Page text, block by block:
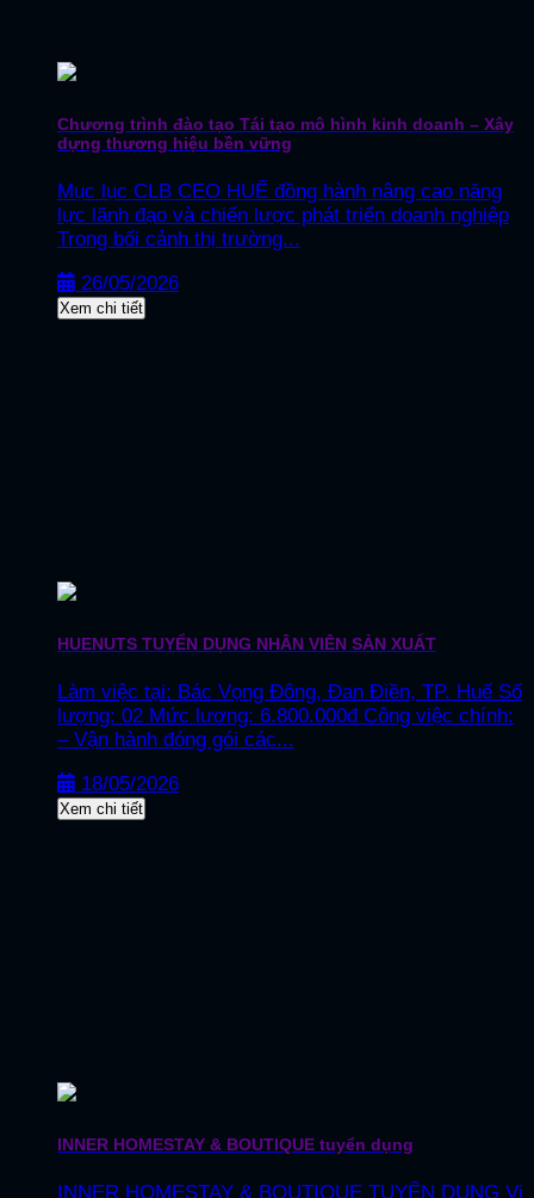
Chương trình đào tạo Tái tạo mô hình kinh doanh – Xây
dựng thương hiệu bền vững
Mục lục CLB CEO HUẾ đồng hành nâng cao năng
lực lãnh đạo và chiến lược phát triển doanh nghiệp
Trong bối cảnh thị trường...
26/05/2026
Xem chi tiết
HUENUTS TUYỂN DỤNG NHÂN VIÊN SẢN XUẤT
Làm việc tại: Bác Vọng Đông, Đan Điền, TP. Huế Số
lượng: 02 Mức lương: 6.800.000đ Công việc chính:
– Vận hành đóng gói các...
18/05/2026
Xem chi tiết
INNER HOMESTAY & BOUTIQUE tuyển dụng
INNER HOMESTAY & BOUTIQUE TUYỂN DỤNG Vị